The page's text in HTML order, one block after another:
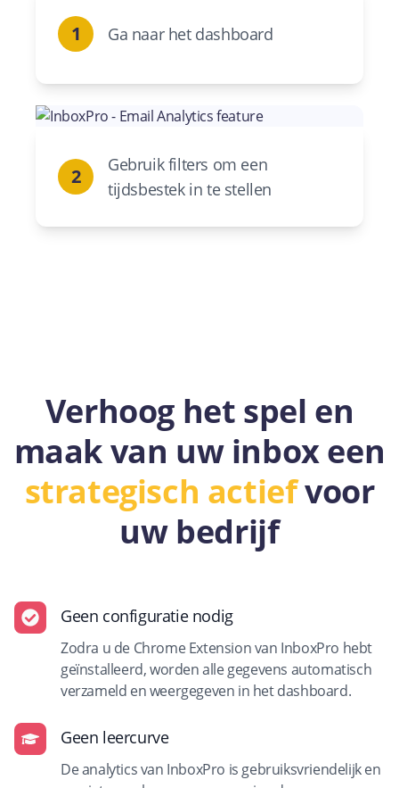
1 Ga naar het dashboard
2
Gebruik filters om een ​​
tijdsbestek in te stellen
Verhoog het spel en
maak van uw inbox een
strategisch actiefvoor
uw bedrijf
Geen configuratie nodig
Zodra u de Chrome Extension van InboxPro hebt
geïnstalleerd, worden alle gegevens automatisch
verzameld en weergegeven in het dashboard.
Geen leercurve
De analytics van InboxPro is gebruiksvriendelijk en